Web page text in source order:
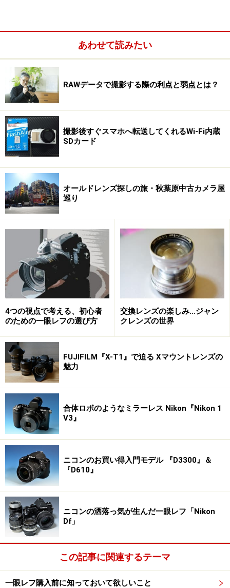
野心的なエントリークラスとミドルクラスの中間機
性最高っ
独自のバリアングル液晶は、被写体に対して視線を上下すれ
ばいいという利点がある。
まずは外見としても特徴的なバリアングル液晶ディスプ
レイを見てみよう。 以前のガイド記事にも書いたよう
に 、可動式液晶ディスプレイとライブビューでの撮影は
最高の相性を持っている。
今回、ニコンが採用したのはオリンパス、パナソニック
などの横開きとも、ソニーのチルト式とも異なる縦開き
ともいえるタイプの液晶ディスプレイだ。フルに可動
し、自分撮りや縦位置での撮影も可能だ。
ライブビュー撮影は安定度から横位置で行われることが
多い。横位置のときにレンズと同じ軸を持つこの縦開き
の液晶ディスプレイでの撮影はなかなか快適だといえ
る。
被写体を追い続ける「ターゲットAF」が導入されたこと
もあり、ライブビューでの撮影感覚は軽快だ。ピントを
あわせようとした場所を拡大する機能（最大で6倍てい
ど）もあるので、シビアなピント合わせの必要とされる
マクロ撮影などでも使いやすくなっている。
マイクは左肩のロゴの上。性能がいいとはいえないが、外部
マイクは使用不可。
あわせて読みたい
RAWデータで撮影する際の利点と弱点とは？
撮影後すぐスマホへ転送してくれるWi-Fi内蔵
SDカード
オールドレンズ探しの旅・秋葉原中古カメラ屋
巡り
4つの視点で考える、初心者
のための一眼レフの選び方
交換レンズの楽しみ…ジャン
クレンズの世界
FUJIFILM『X-T1』で迫る Xマウントレンズの
魅力
合体ロボのようなミラーレス Nikon『Nikon 1
V3』
ニコンのお買い得入門モデル 『D3300』＆
『D610』
ニコンの洒落っ気が生んだ一眼レフ「Nikon
Df」
この記事に関連するテーマ
一眼レフ購入前に知っておいて欲しいこと